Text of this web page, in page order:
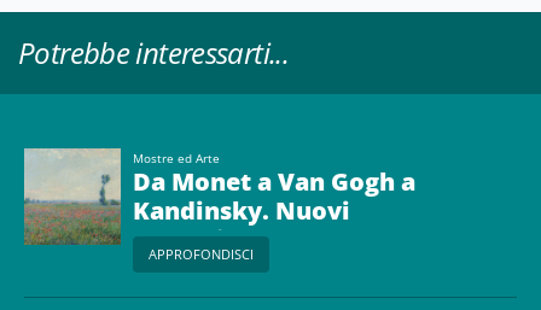
Potrebbe interessarti...
Mostre ed Arte
Da Monet a Van Gogh a
Kandinsky. Nuovi
sguardi sulla natura e la
modernità
APPROFONDISCI